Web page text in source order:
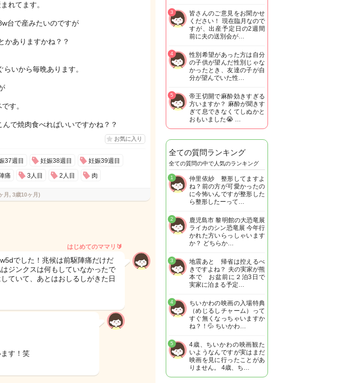
れてます。
台で産みたいのですが
かありますかね？？
いから毎晩あります。
す。
で焼肉食べればいいですかね？？
お気に入り
37週目 妊娠38週目 妊娠39週目
痛 3人目 2人目 肉
月, 3歳10ヶ月)
はじめてのママリ🔰
でした！兆候は前駆陣痛だけだ
ジンクスは何もしていなかったで
ていて、あとはおしるしがきた日
す！笑
皆さんのご意見をお聞かせ
ください！ 現在臨月なので
すが、出産予定日の2週間
前に夫の送別会が…
3
性別希望があった方は自分
の子供が望んだ性別じゃな
かったとき、友達の子が自
分が望んでいた性…
4
帝王切開で麻酔効きすぎる
方いますか？ 麻酔が聞きす
ぎて息できなくてしぬかと
おもいました😭 …
5
全ての質問ランキング
全ての質問の中で人気のランキング
仲里依紗 整形してますよ
ね？前の方が可愛かったの
に今怖いんですが整形した
ら整形したーって…
1
鹿児島市 黎明館の大恐竜展
ライカのシン恐竜展 今年行
かれた方いらっしゃいます
か？ どちらか…
2
地震あと 帰省は控えるべ
きですよね？ 夫の実家が熊
本で お盆前に２泊3日で
実家に泊まる予定…
3
ちいかわの映画の入場特典
（めじるしチャーム）って
すぐ無くなっちゃいますか
ね？！💦 ちいかわ…
4
4歳、ちいかわの映画観た
いようなんですが実はまだ
映画を見に行ったことがあ
りません。 4歳、ち…
5